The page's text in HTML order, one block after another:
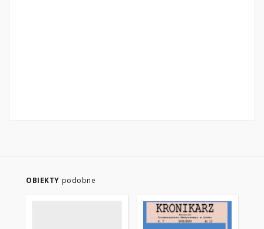
OBIEKTY podobne